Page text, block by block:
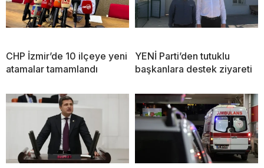
CHP İzmir’de 10 ilçeye yeni
atamalar tamamlandı
YENİ Parti’den tutuklu
başkanlara destek ziyareti